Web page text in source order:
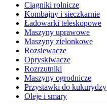
Ciągniki rolnicze
Kombajny i sieczkarnie
Ładowarki teleskopowe
Maszyny uprawowe
Maszyny zielonkowe
Rozsiewacze
Opryskiwacze
Rozrzutniki
Maszyny ogrodnicze
Przystawki do kukurydzy
Oleje i smary